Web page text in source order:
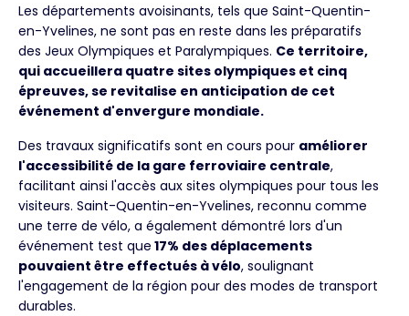
Les départements avoisinants, tels que Saint-Quentin-
en-Yvelines, ne sont pas en reste dans les préparatifs
des Jeux Olympiques et Paralympiques. Ce territoire,
qui accueillera quatre sites olympiques et cinq
épreuves, se revitalise en anticipation de cet
événement d'envergure mondiale.
Des travaux significatifs sont en cours pour améliorer
l'accessibilité de la gare ferroviaire centrale,
facilitant ainsi l'accès aux sites olympiques pour tous les
visiteurs. Saint-Quentin-en-Yvelines, reconnu comme
une terre de vélo, a également démontré lors d'un
événement test que 17% des déplacements
pouvaient être effectués à vélo, soulignant
l'engagement de la région pour des modes de transport
durables.